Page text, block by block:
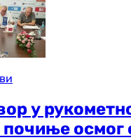
у
почиње осмог